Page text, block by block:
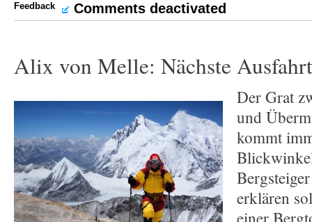
Feedback
Comments deactivated
Alix von Melle: Nächste
Der Grat
und
kommt
erklären